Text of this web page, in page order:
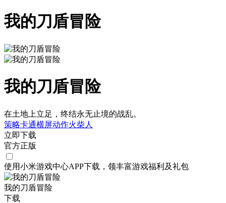
我的刀盾冒险
我的刀盾冒险
在土地上立足，终结永无止境的战乱。
策略卡通横屏动作火柴人
立即下载
官方正版
使用小米游戏中心APP下载 ，领丰富游戏福利 及礼包
我的刀盾冒险
下载